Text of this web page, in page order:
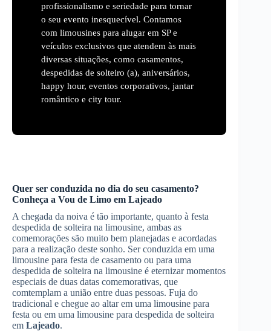
profissionalismo e seriedade para tornar
o seu evento inesquecível. Contamos
com limousines para alugar em SP e
veículos exclusivos que atendem às mais
diversas situações, como casamentos,
despedidas de solteiro (a), aniversários,
happy hour, eventos corporativos, jantar
romântico e city tour.
Quer ser conduzida no dia do seu casamento?
Conheça a Vou de Limo em Lajeado
A chegada da noiva é tão importante, quanto à festa
despedida de solteira na limousine, ambas as
comemorações são muito bem planejadas e acordadas
para a realização deste sonho. Ser conduzida em uma
limousine para festa de casamento ou para uma
despedida de solteira na limousine é eternizar momentos
especiais de duas datas comemorativas, que
comtemplam a união entre duas pessoas. Fuja do
tradicional e chegue ao altar em uma limousine para
festa ou em uma limousine para despedida de solteira
em Lajeado.